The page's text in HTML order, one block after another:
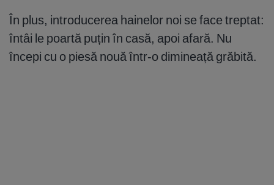
În plus, introducerea hainelor noi se face treptat:
întâi le poartă puțin în casă, apoi afară. Nu
începi cu o piesă nouă într-o dimineață grăbită.